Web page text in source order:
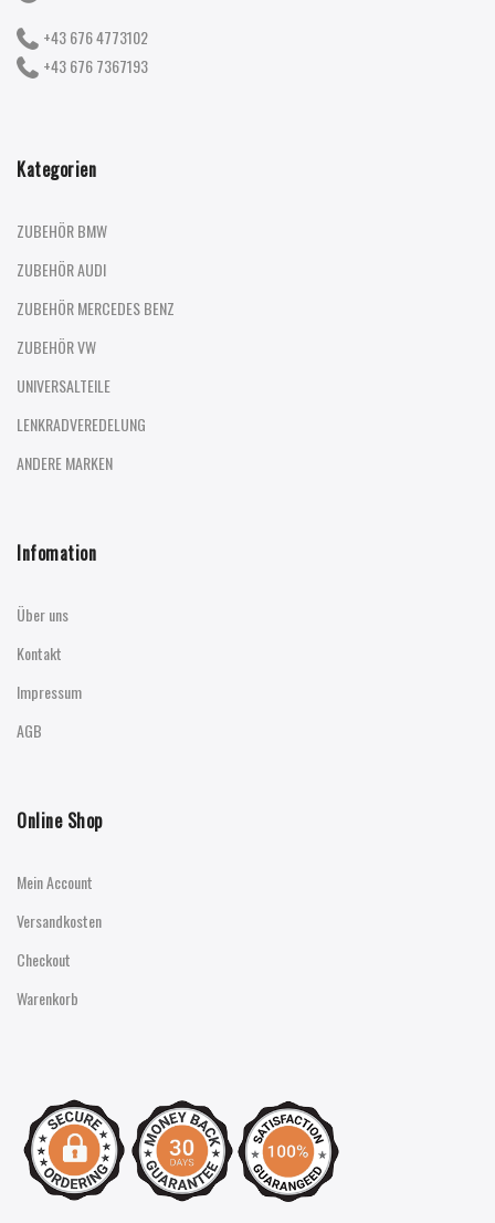
+43 676 4773102
+43 676 7367193
Kategorien
ZUBEHÖR BMW
ZUBEHÖR AUDI
ZUBEHÖR MERCEDES BENZ
ZUBEHÖR VW
UNIVERSALTEILE
LENKRADVEREDELUNG
ANDERE MARKEN
Infomation
Über uns
Kontakt
Impressum
AGB
Online Shop
Mein Account
Versandkosten
Checkout
Warenkorb